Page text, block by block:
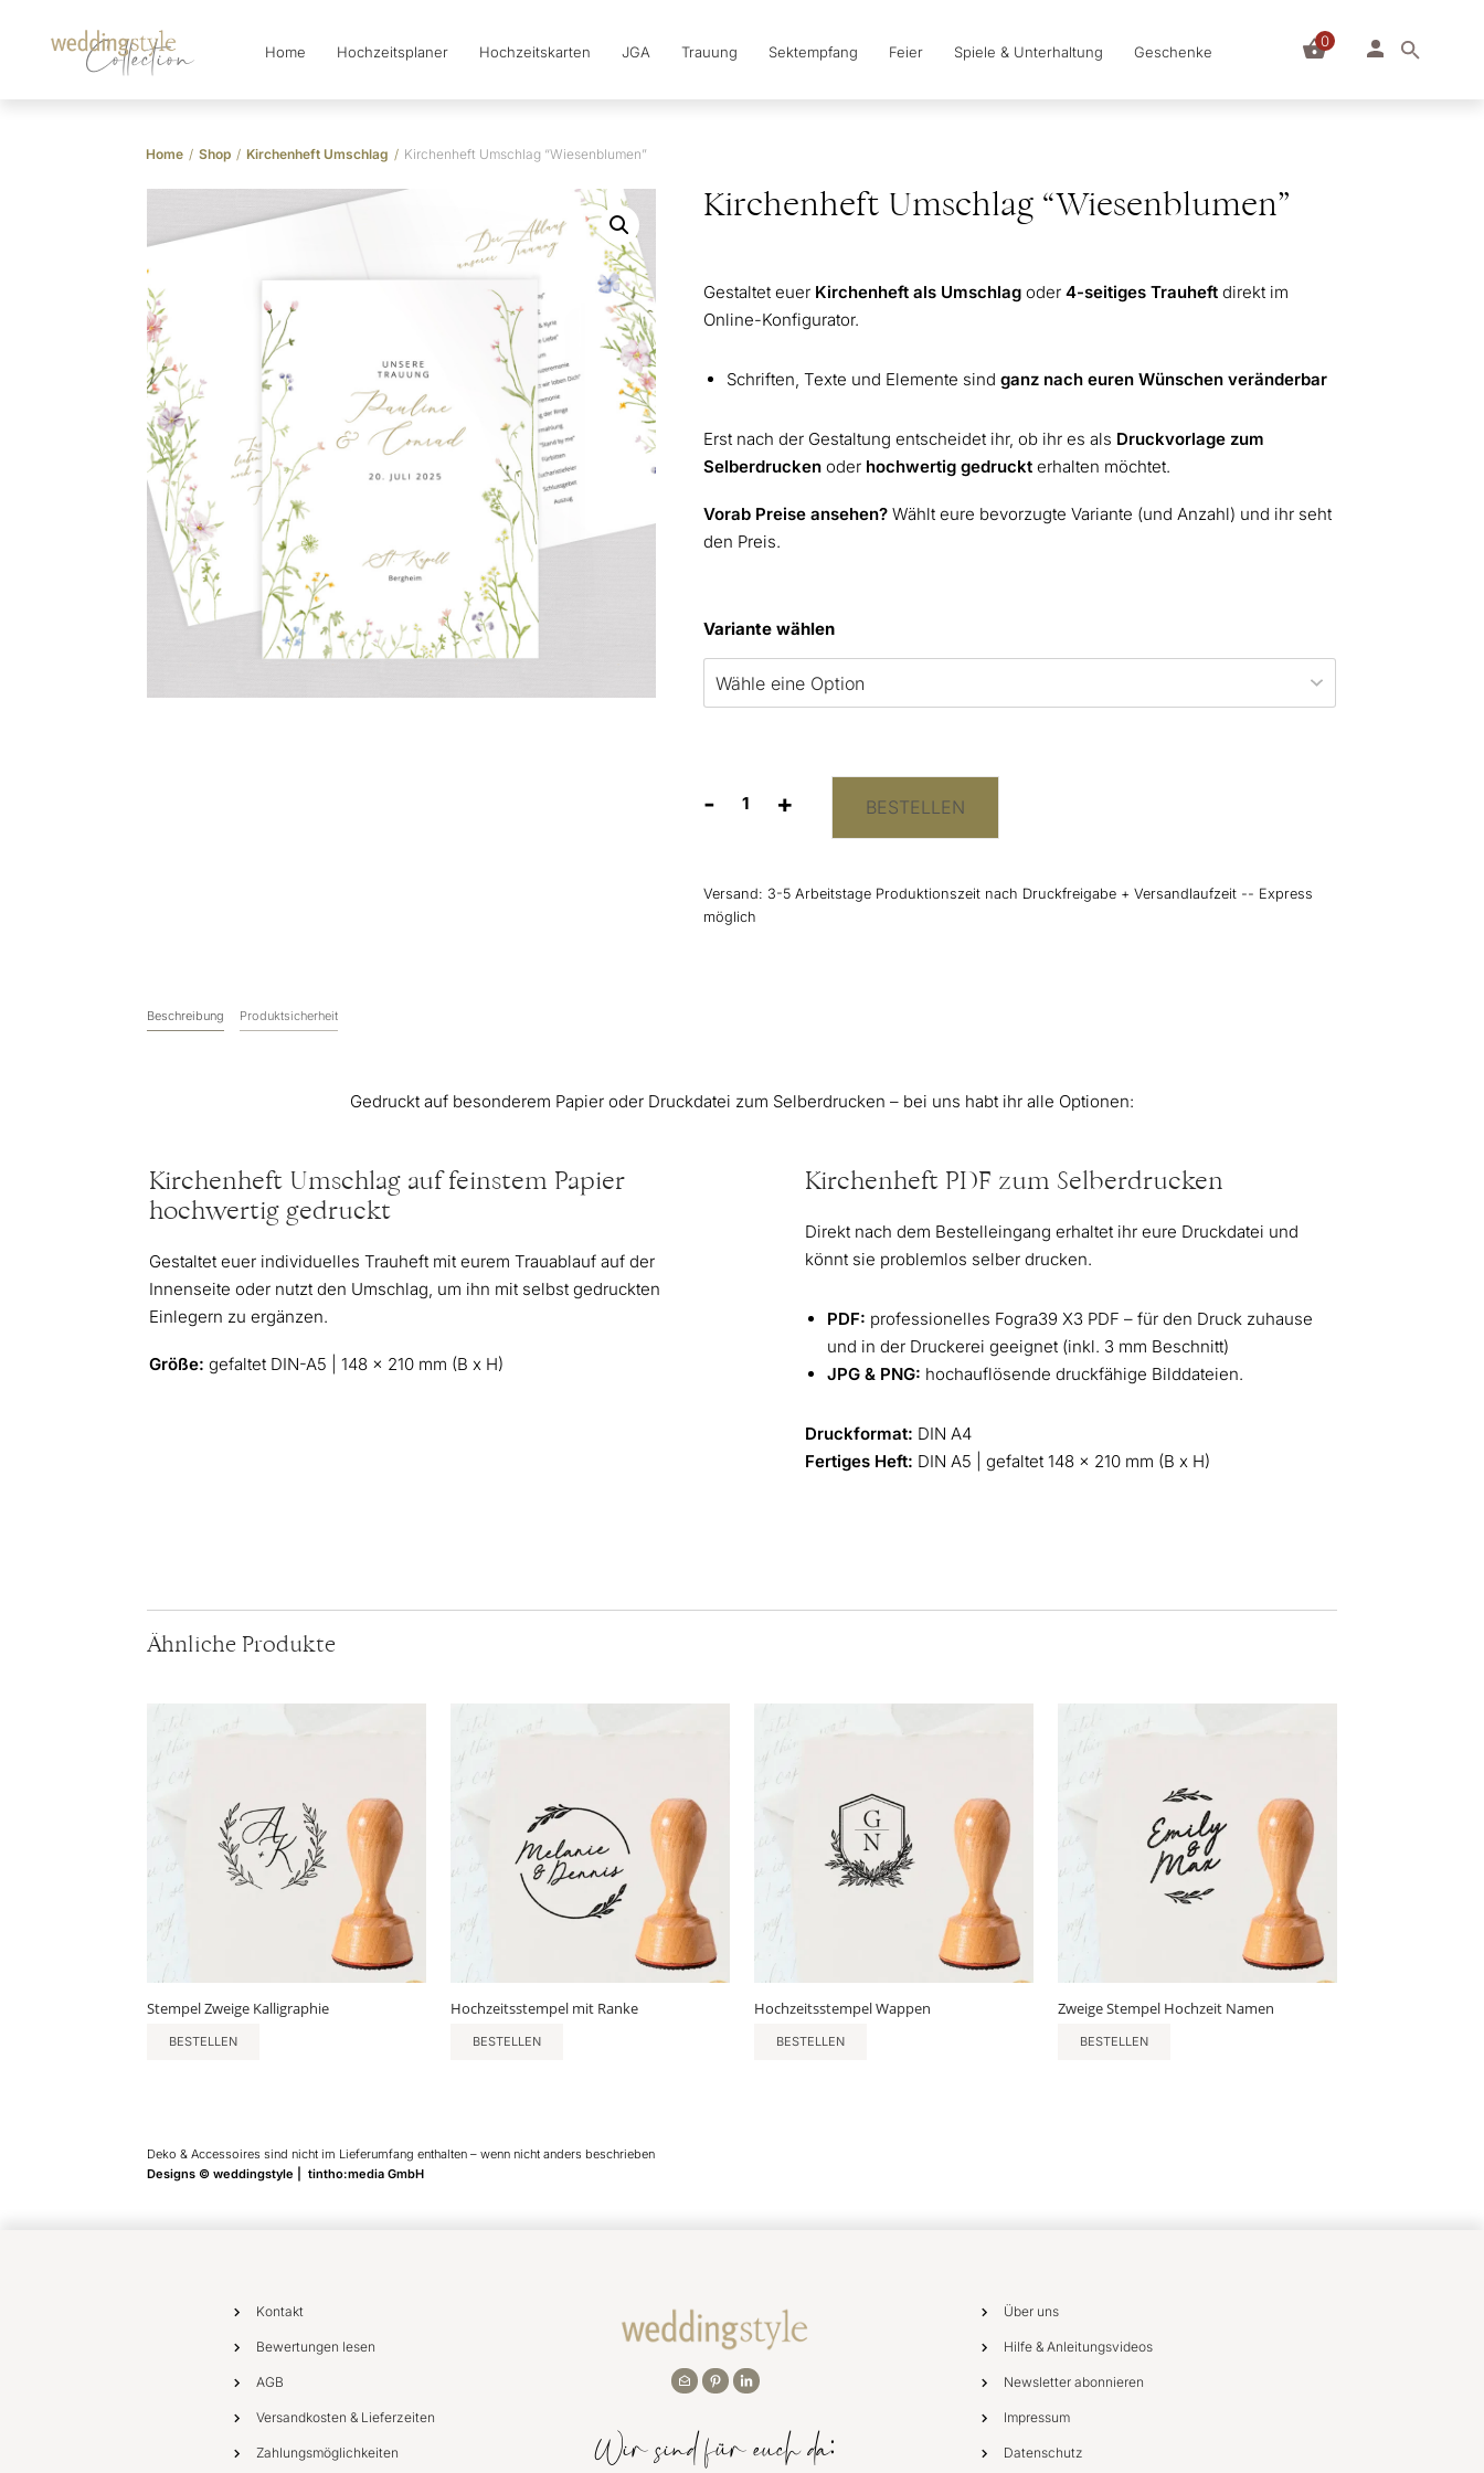
Collection Home Hochzeitsplaner Hochzeitskarten JGA Trauung Sektempfang Feier Spiele & Unterhaltung Geschenke
0
Home / Shop / Kirchenheft Umschlag / Kirchenheft Umschlag “Wiesenblumen”
Kirchenheft Umschlag “Wiesenblumen”
Gestaltet euer Kirchenheft als Umschlag oder4-seitiges Trauheft direkt im
Online-Konfigurator.
Schriften, Texte und Elemente sindganz nach euren Wünschen veränderbar
Erst nach der Gestaltung entscheidet ihr, ob ihr es als Druckvorlage zum
Selberdrucken oder hochwertig gedruckterhalten möchtet.
Vorab Preise ansehen? Wählt eure bevorzugte Variante (und Anzahl) und ihr seht
den Preis.
Variante wählen
-
Kirchenheft
Menge
+ BESTELLEN
Versand: 3-5 Arbeitstage Produktionszeit nach Druckfreigabe + Versandlaufzeit -- Express
möglich
Beschreibung Produktsicherheit
Gedruckt auf besonderem Papier oder Druckdatei zum Selberdrucken – bei uns habt ihr alle Optionen:
Kirchenheft Umschlag auf feinstem Papier
hochwertig gedruckt
Gestaltet euer individuelles Trauheft mit eurem Trauablauf auf der
Innenseite oder nutzt den Umschlag, um ihn mit selbst gedruckten
Einlegern zu ergänzen.
Größe: gefaltet DIN-A5 | 148 x 210 mm (B x H)
Kirchenheft PDF zum Selberdrucken
Direkt nach dem Bestelleingang erhaltet ihr eure Druckdatei und
könnt sie problemlos selber drucken.
PDF: professionelles Fogra39 X3 PDF – für den Druck zuhause
und in der Druckerei geeignet (inkl. 3 mm Beschnitt)
JPG & PNG: hochauflösende druckfähige Bilddateien.
Druckformat: DIN A4
Fertiges Heft: DIN A5 | gefaltet 148 x 210 mm (B x H)
Ähnliche Produkte
Stempel Zweige Kalligraphie
BESTELLEN
Hochzeitsstempel mit Ranke
BESTELLEN
Hochzeitsstempel Wappen
BESTELLEN
Zweige Stempel Hochzeit Namen
BESTELLEN
Deko & Accessoires sind nicht im Lieferumfang enthalten – wenn nicht anders beschrieben
Designs © weddingstyle | tintho:media GmbH
Kontakt
Bewertungen lesen
AGB
Versandkosten & Lieferzeiten
Zahlungsmöglichkeiten Wir sind für euch da:
Über uns
Hilfe & Anleitungsvideos
Newsletter abonnieren
Impressum
Datenschutz